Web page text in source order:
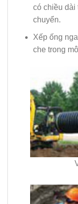
có chiều
chuyển.
Xếp ống
che trong